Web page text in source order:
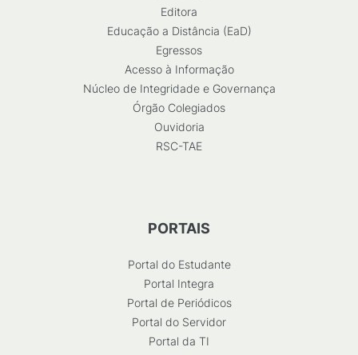
Editora
Educação a Distância (EaD)
Egressos
Acesso à Informação
Núcleo de Integridade e Governança
Órgão Colegiados
Ouvidoria
RSC-TAE
PORTAIS
Portal do Estudante
Portal Integra
Portal de Periódicos
Portal do Servidor
Portal da TI